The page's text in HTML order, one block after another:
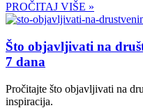
PROČITAJ VIŠE »
Što objavljivati na
7 dana
Pročitajte što objavljivati na
inspiracija.